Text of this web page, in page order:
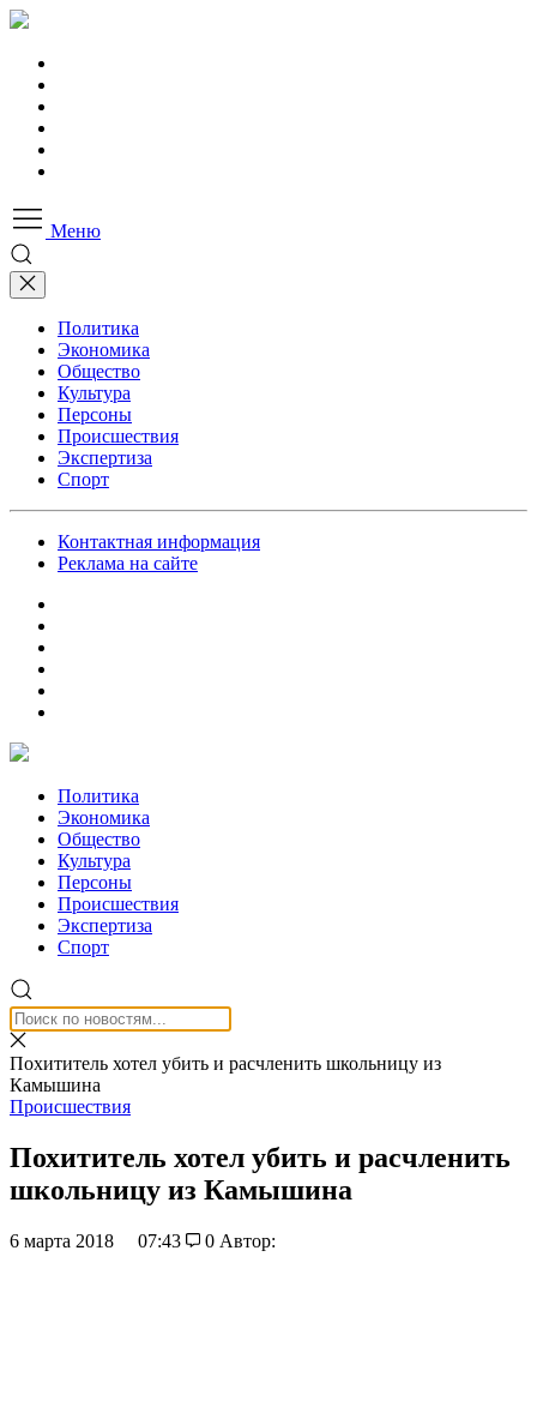
Меню
Политика
Экономика
Общество
Культура
Персоны
Происшествия
Экспертиза
Спорт
Контактная информация
Реклама на сайте
Политика
Экономика
Общество
Культура
Персоны
Происшествия
Экспертиза
Спорт
Похититель хотел убить и расчленить школьницу из
Камышина
Происшествия
Похититель хотел убить и расчленить
школьницу из Камышина
6 марта 2018 07:43 0 Автор: